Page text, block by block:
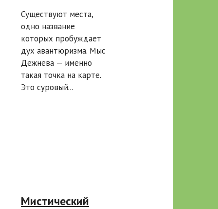
Существуют места,
одно название
которых пробуждает
дух авантюризма. Мыс
Дежнева — именно
такая точка на карте.
Это суровый...
Мистический